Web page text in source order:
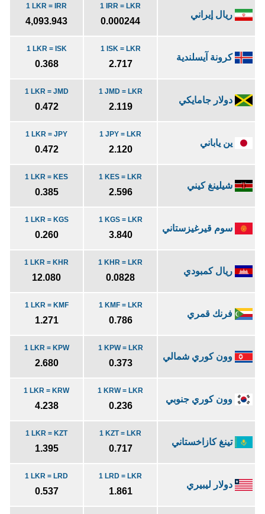
ريال إيراني
1 IRR = LKR
0.000244
1 LKR = IRR
4,093.943
كرونة آيسلندية
1 ISK = LKR
2.717
1 LKR = ISK
0.368
دولار جامايكي
1 JMD = LKR
2.119
1 LKR = JMD
0.472
ين ياباني
1 JPY = LKR
2.120
1 LKR = JPY
0.472
شيلينغ كيني
1 KES = LKR
2.596
1 LKR = KES
0.385
سوم قيرغيزستاني
1 KGS = LKR
3.840
1 LKR = KGS
0.260
ريال كمبودي
1 KHR = LKR
0.0828
1 LKR = KHR
12.080
فرنك قمري
1 KMF = LKR
0.786
1 LKR = KMF
1.271
وون كوري شمالي
1 KPW = LKR
0.373
1 LKR = KPW
2.680
وون كوري جنوبي
1 KRW = LKR
0.236
1 LKR = KRW
4.238
تينغ كازاخستاني
1 KZT = LKR
0.717
1 LKR = KZT
1.395
دولار ليبيري
1 LRD = LKR
1.861
1 LKR = LRD
0.537